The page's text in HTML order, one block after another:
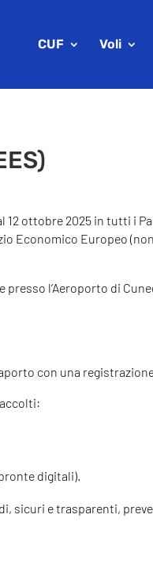
CUF Voli
12 ottobre 2025 in tutti i
Economico Europeo
presso l’Aeroporto di
con una
digitali).
sicuri e trasparenti,